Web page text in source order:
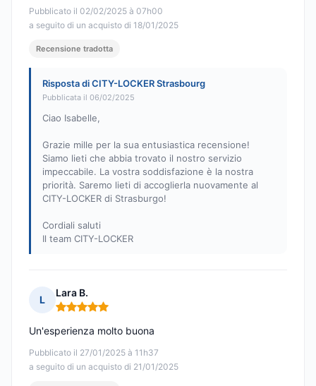
Pubblicato il 02/02/2025 à 07h00
a seguito di un acquisto di 18/01/2025
Recensione tradotta
Risposta di CITY-LOCKER Strasbourg
Pubblicata il 06/02/2025
Ciao Isabelle,
Grazie mille per la sua entusiastica recensione!
Siamo lieti che abbia trovato il nostro servizio
impeccabile. La vostra soddisfazione è la nostra
priorità. Saremo lieti di accoglierla nuovamente al
CITY-LOCKER di Strasburgo!
Cordiali saluti
Il team CITY-LOCKER
L
Lara B.
Nota: 5 su 5
Pubblicato il 27/01/2025 à 11h37
a seguito di un acquisto di 21/01/2025
Un'esperienza molto buona